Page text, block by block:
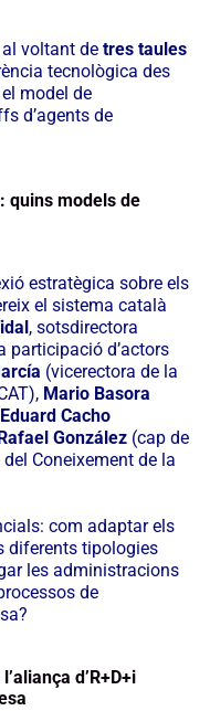
al voltant de tres taules
tecnològica des
model de
d’agents de
quins models de
estratègica sobre els
el sistema català
, sotsdirectora
participació d’actors
(vicerectora de la
Mario Basora
Eduard Cacho
González (cap de
del Coneixement de la
com adaptar els
diferents tipologies
les administracions
de
d’R+D+i